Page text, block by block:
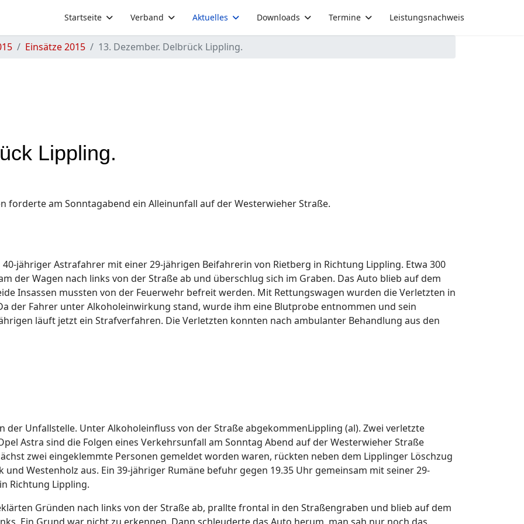
Startseite Verband Aktuelles Downloads Termine Leistungsnachweis
Einsätze 2015 13. Dezember. Delbrück Lippling.
Lippling.
forderte am Sonntagabend ein Alleinunfall auf der Westerwieher Straße.
jähriger Astrafahrer mit einer 29-jährigen Beifahrerin von Rietberg in Richtung Lippling. Etwa 300
der Wagen nach links von der Straße ab und überschlug sich im Graben. Das Auto blieb auf dem
Insassen mussten von der Feuerwehr befreit werden. Mit Rettungswagen wurden die Verletzten in
der Fahrer unter Alkoholeinwirkung stand, wurde ihm eine Blutprobe entnommen und sein
läuft jetzt ein Strafverfahren. Die Verletzten konnten nach ambulanter Behandlung aus den
der Unfallstelle. Unter Alkoholeinfluss von der Straße abgekommenLippling (al). Zwei verletzte
Astra sind die Folgen eines Verkehrsunfall am Sonntag Abend auf der Westerwieher Straße
zwei eingeklemmte Personen gemeldet worden waren, rückten neben dem Lipplinger Löschzug
Westenholz aus. Ein 39-jähriger Rumäne befuhr gegen 19.35 Uhr gemeinsam mit seiner 29-
Richtung Lippling.
Gründen nach links von der Straße ab, prallte frontal in den Straßengraben und blieb auf dem